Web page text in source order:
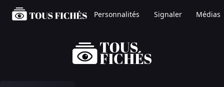
Personnalités Signaler Médias